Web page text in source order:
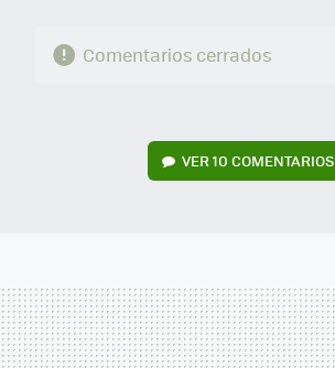
Comentarios cerrados
VER10 COMENTARIOS